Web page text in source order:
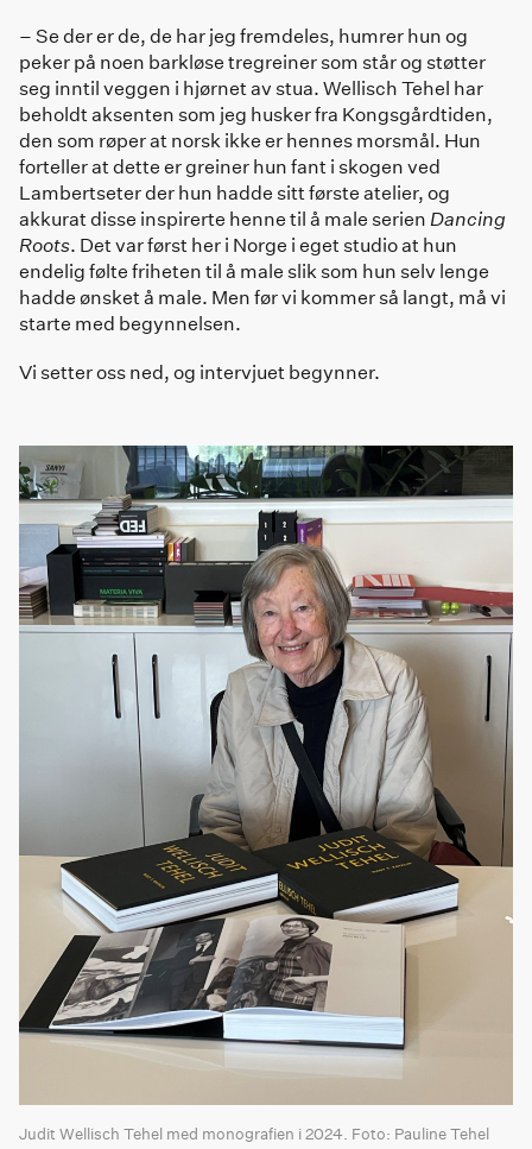
– Se der er de, de har jeg fremdeles, humrer hun og
peker på noen barkløse tregreiner som står og støtter
seg inntil veggen i hjørnet av stua. Wellisch Tehel har
beholdt aksenten som jeg husker fra Kongsgårdtiden,
den som røper at norsk ikke er hennes morsmål. Hun
forteller at dette er greiner hun fant i skogen ved
Lambertseter der hun hadde sitt første atelier, og
akkurat disse inspirerte henne til å male serien Dancing
Roots. Det var først her i Norge i eget studio at hun
endelig følte friheten til å male slik som hun selv lenge
hadde ønsket å male. Men før vi kommer så langt, må vi
starte med begynnelsen.
Vi setter oss ned, og intervjuet begynner.
Judit Wellisch Tehel med monografien i 2024. Foto: Pauline Tehel